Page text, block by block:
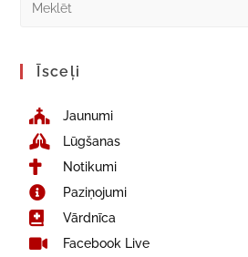
Īsceļi
Jaunumi
Lūgšanas
Notikumi
Paziņojumi
Vārdnīca
Facebook Live